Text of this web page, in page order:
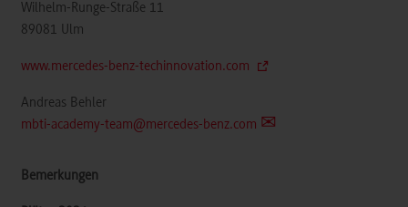
Wilhelm-Runge-Straße 11
89081 Ulm
www.mercedes-benz-techinnovation.com
Andreas Behler
mbti-academy-team@mercedes-benz.com